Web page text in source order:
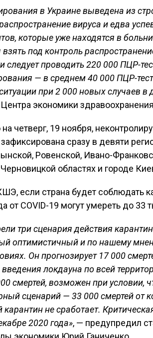
в Украине выведена из
вируса и едва
которые уже находятся в
под контроль
следует проводить 220 000 ПЦР-
— в среднем 40 000 ПЦР-
при 2 000 новых случаев в
Центра экономики
четверг, 19 ноября,
сразу в девяти
Ровенской, Ивано-
областях и городе
если страна будет соблюдать
от COVID-19 могут умереть до 33
три сценария действия
оптимистичный и по нашему
Он прогнозирует 17 000
локдауна по всей
смертей, возможен при условии,
сценарий — 33 000 смертей от
не сработает.
2020 года», — предупредил